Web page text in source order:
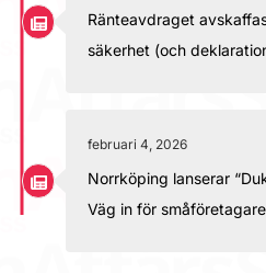
Ränteavdraget
säkerhet (och
februari 4, 2026
Norrköping lanserar
Väg in för småföretagare